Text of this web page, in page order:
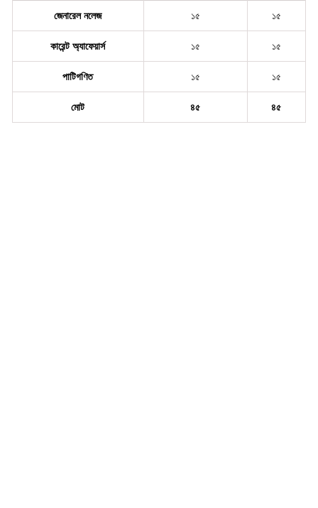
জেনারেল নলেজ ১৫ ১৫
কারেন্ট অ্যাফেয়ার্স ১৫ ১৫
পাটিগণিত ১৫ ১৫
মোট ৪৫ ৪৫